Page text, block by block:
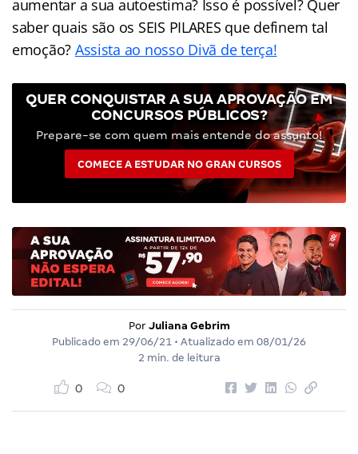
aumentar a sua autoestima? Isso é possível? Quer
saber quais são os SEIS PILARES que definem tal
emoção? Assista ao nosso Divã de terça!
QUER CONQUISTAR A SUA APROVAÇÃO EM
CONCURSOS PÚBLICOS?
Prepare-se com quem mais entende do assunto!
COMECE A ESTUDAR NO GRAN CURSOS
Por Juliana Gebrim
Publicado em 29/06/21 • Atualizado em 08/01/26
2 min. de leitura
0 0